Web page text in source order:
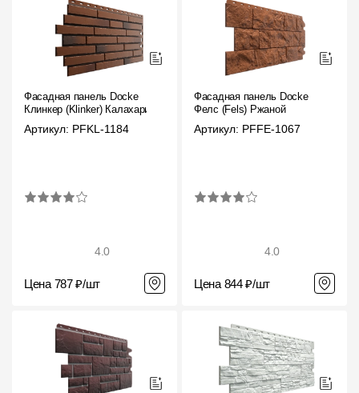
Фасадная панель Docke
Клинкер (Klinker) Калахари
Артикул: PFKL-1184
4.0
Цена 787 ₽/шт
Фасадная панель Docke
Фелс (Fels) Ржаной
Артикул: PFFE-1067
4.0
Цена 844 ₽/шт